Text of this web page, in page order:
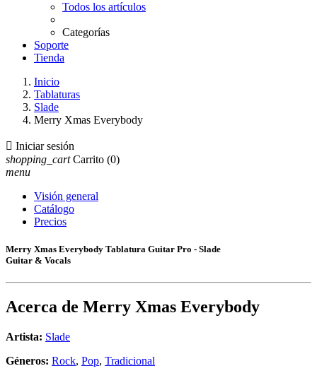
Todos los artículos
Categorías
Soporte
Tienda
Inicio
Tablaturas
Slade
Merry Xmas Everybody
 Iniciar sesión
shopping_cart Carrito (0)
menu
Visión general
Catálogo
Precios
Merry Xmas Everybody Tablatura Guitar Pro - Slade
Guitar & Vocals
Acerca de Merry Xmas Everybody
Artista: Slade
Géneros: Rock, Pop, Tradicional